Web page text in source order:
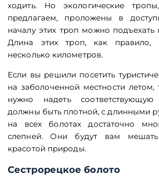
ходить. Но экологические
предлагаем, проложены в
началу этих троп можно подъехать
Длина этих троп, как правило,
несколько километров.
Если вы решили посетить
на заболоченной местности летом,
нужно надеть
должны быть плотной, с длинными
на всех болотах достаточно
слепней. Они будут вам мешать
красотой природы.
Сестрорецкое болото